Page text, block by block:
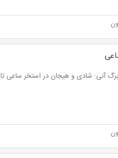
شادی و هیجان در استخر ساعی تا 50% تخفیف و پرداخت از 10,000 تومان